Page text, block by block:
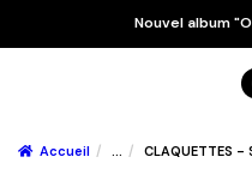
Nouvel album
Accueil ... CLAQUETTES -